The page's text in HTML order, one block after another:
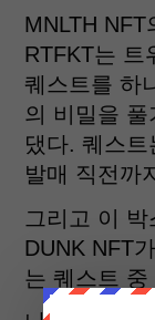
MNLTH
RTFKT는 트
퀘스트를 하
의 비밀을
댔다. 퀘스
발매 직전까
그리고 이
DUNK NFT
는 퀘스트